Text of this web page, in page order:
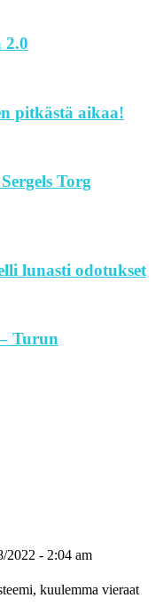
2.0
pitkästä aikaa!
Torg
lunasti odotukset
Turun
2022 - 2:04 am
kuulemma vieraat